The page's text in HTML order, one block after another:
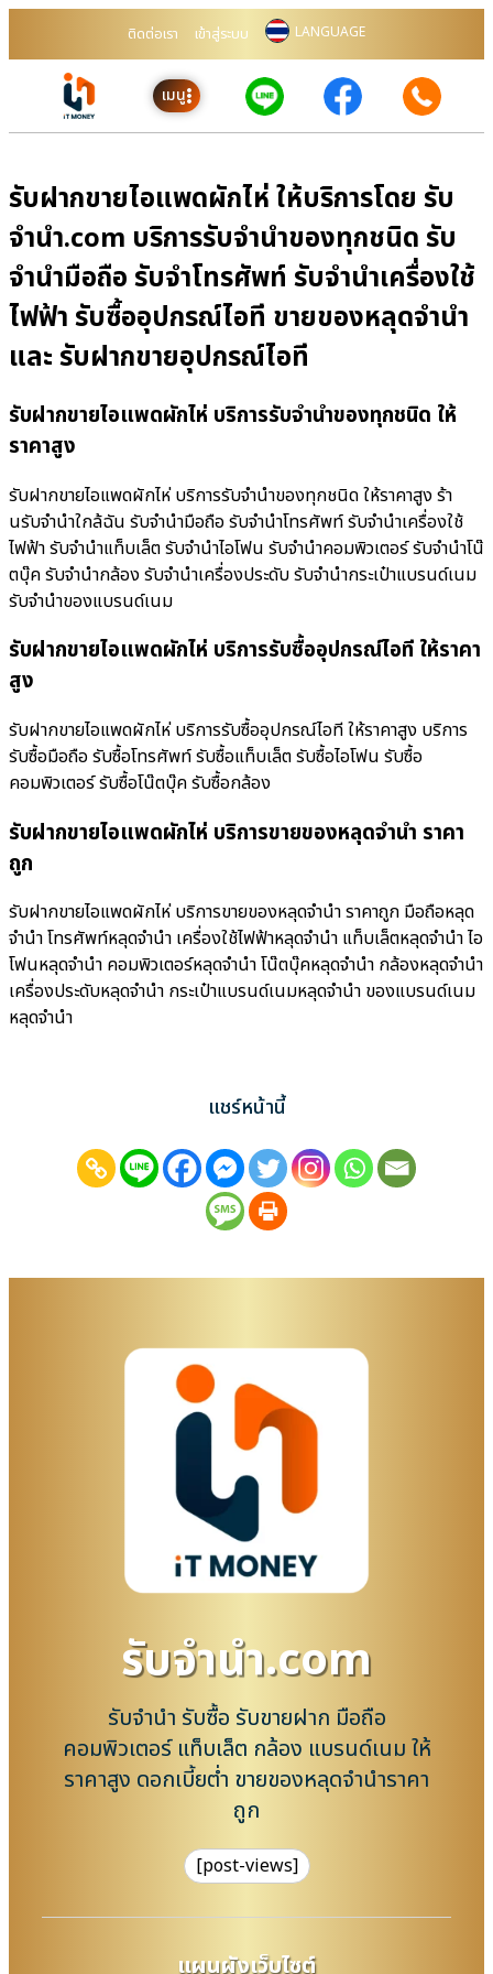
ติดต่อเรา เข้าสู่ระบบ LANGUAGE
เมนู
รับฝากขายไอแพดผักไห่ ให้บริการโดย รับ
จํานํา.com บริการรับจำนำของทุกชนิด รับ
จำนำมือถือ รับจำโทรศัพท์ รับจำนำเครื่องใช้
ไฟฟ้า รับซื้ออุปกรณ์ไอที ขายของหลุดจำนำ
และ รับฝากขายอุปกรณ์ไอที
รับฝากขายไอแพดผักไห่ บริการรับจำนำของทุกชนิด ให้
ราคาสูง
รับฝากขายไอแพดผักไห่ บริการรับจำนำของทุกชนิด ให้ราคาสูง ร้า
นรับจํานําใกล้ฉัน รับจำนำมือถือ รับจำนำโทรศัพท์ รับจำนำเครื่องใช้
ไฟฟ้า รับจำนำแท็บเล็ต รับจำนำไอโฟน รับจำนำคอมพิวเตอร์ รับจำนำโน๊
ตบุ๊ค รับจำนำกล้อง รับจำนำเครื่องประดับ รับจำนำกระเป๋าแบรนด์เนม
รับจำนำของแบรนด์เนม
รับฝากขายไอแพดผักไห่ บริการรับซื้ออุปกรณ์ไอที ให้ราคา
สูง
รับฝากขายไอแพดผักไห่ บริการรับซื้ออุปกรณ์ไอที ให้ราคาสูง บริการ
รับซื้อมือถือ รับซื้อโทรศัพท์ รับซื้อแท็บเล็ต รับซื้อไอโฟน รับซื้อ
คอมพิวเตอร์ รับซื้อโน๊ตบุ๊ค รับซื้อกล้อง
รับฝากขายไอแพดผักไห่ บริการขายของหลุดจำนำ ราคา
ถูก
รับฝากขายไอแพดผักไห่ บริการขายของหลุดจำนำ ราคาถูก มือถือหลุด
จำนำ โทรศัพท์หลุดจำนำ เครื่องใช้ไฟฟ้าหลุดจำนำ แท็บเล็ตหลุดจำนำ ไอ
โฟนหลุดจำนำ คอมพิวเตอร์หลุดจำนำ โน๊ตบุ๊คหลุดจำนำ กล้องหลุดจำนำ
เครื่องประดับหลุดจำนำ กระเป๋าแบรนด์เนมหลุดจำนำ ของแบรนด์เนม
หลุดจำนำ
แชร์หน้านี้
รับจํานํา.com
รับจำนำ รับซื้อ รับขายฝาก มือถือ
คอมพิวเตอร์ แท็บเล็ต กล้อง แบรนด์เนม ให้
ราคาสูง ดอกเบี้ยต่ำ ขายของหลุดจำนำราคา
ถูก
[post-views]
แผนผังเว็บไซต์